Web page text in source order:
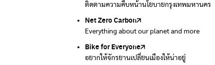
ติดตามความคืบหน้านโยบายกรุงเทพมหานคร
Net Zero Carbon
Everything about our planet and more
Bike for Everyone
อยากให้จักรยานเปลี่ยนเมืองให้น่าอยู่
รับซื้อขยะถึงบ้าน
Green map
แผนที่เกี่ยวกับการแยกขยะแบบครบจบในที่เดียว